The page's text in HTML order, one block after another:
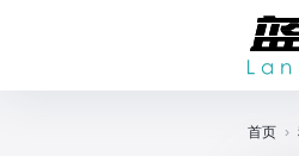
首页 ›